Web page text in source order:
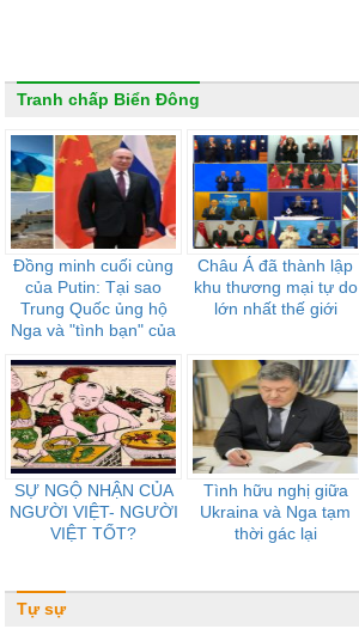
Tranh chấp Biển Đông
Đồng minh cuối cùng
của Putin: Tại sao
Trung Quốc ủng hộ
Nga và "tình bạn" của
nào
Châu Á đã thành lập
khu thương mại tự do
lớn nhất thế giới
SỰ NGỘ NHẬN CỦA
NGƯỜI VIỆT- NGƯỜI
VIỆT TỐT?
Tình hữu nghị giữa
Ukraina và Nga tạm
thời gác lại
Tự sự